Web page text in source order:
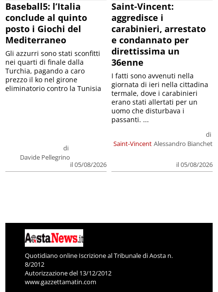
Baseball5: l’Italia
conclude al quinto
posto i Giochi del
Mediterraneo
di
Davide Pellegrino
il 05/08/2026
Gli azzurri sono stati sconfitti
nei quarti di finale dalla
Turchia, pagando a caro
prezzo il ko nel girone
eliminatorio contro la Tunisia
Saint-Vincent:
aggredisce i
carabinieri, arrestato
e condannato per
direttissima un
36enne
Saint-Vincent
di
Alessandro Bianchet
il 05/08/2026
I fatti sono avvenuti nella
giornata di ieri nella cittadina
termale, dove i carabinieri
erano stati allertati per un
uomo che disturbava i
passanti. ...
Quotidiano online Iscrizione al Tribunale di Aosta n.
8/2012
Autorizzazione del 13/12/2012
www.gazzettamatin.com